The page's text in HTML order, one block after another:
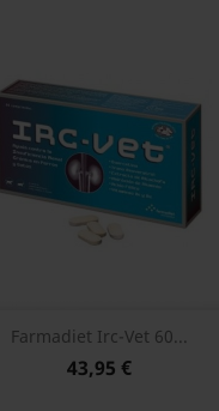
Farmadiet Irc-Vet 60...
43,95 €
Vista rápida